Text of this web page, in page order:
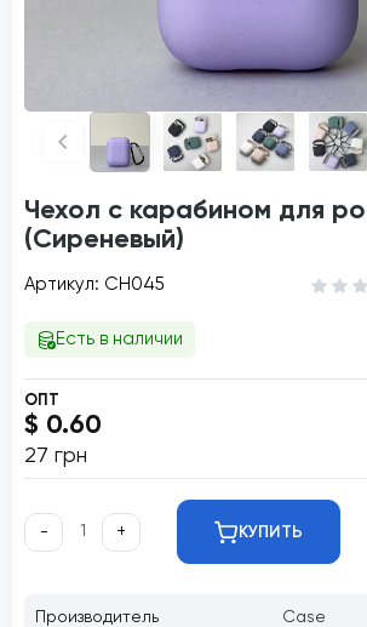
Чехол с карабином для
(Сиреневый)
Артикул: CH045
Есть в наличии
ОПТ
$ 0.60
27 грн
- + КУПИТЬ
Производитель Case